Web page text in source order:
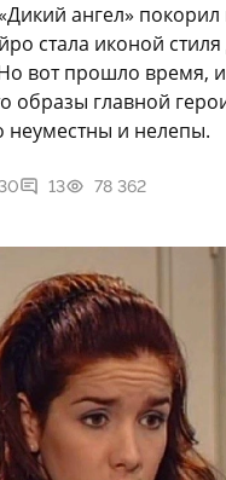
ангел»
стала иконой
вот прошло время,
образы главной
неуместны и нелепы.
13 78 362